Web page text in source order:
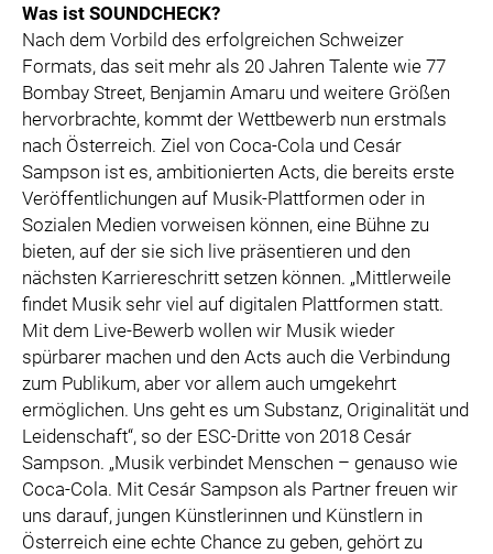
Was ist SOUNDCHECK?
Nach dem Vorbild des erfolgreichen Schweizer
Formats, das seit mehr als 20 Jahren Talente wie 77
Bombay Street, Benjamin Amaru und weitere Größen
hervorbrachte, kommt der Wettbewerb nun erstmals
nach Österreich. Ziel von Coca-Cola und Cesár
Sampson ist es, ambitionierten Acts, die bereits erste
Veröffentlichungen auf Musik-Plattformen oder in
Sozialen Medien vorweisen können, eine Bühne zu
bieten, auf der sie sich live präsentieren und den
nächsten Karriereschritt setzen können. „Mittlerweile
findet Musik sehr viel auf digitalen Plattformen statt.
Mit dem Live-Bewerb wollen wir Musik wieder
spürbarer machen und den Acts auch die Verbindung
zum Publikum, aber vor allem auch umgekehrt
ermöglichen. Uns geht es um Substanz, Originalität und
Leidenschaft“, so der ESC-Dritte von 2018 Cesár
Sampson. „Musik verbindet Menschen – genauso wie
Coca-Cola. Mit Cesár Sampson als Partner freuen wir
uns darauf, jungen Künstlerinnen und Künstlern in
Österreich eine echte Chance zu geben, gehört zu